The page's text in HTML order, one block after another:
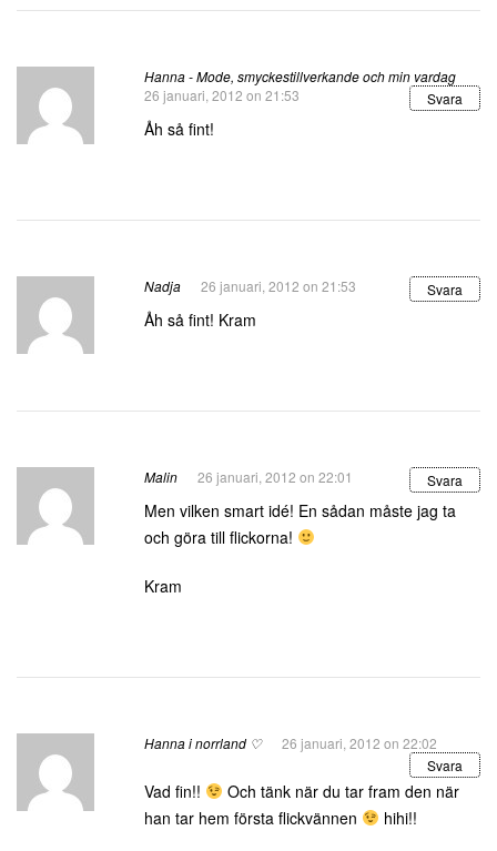
Hanna - Mode, smyckestillverkande och min vardag
26 januari, 2012 on 21:53
Svara
Åh så fint!
Nadja 26 januari, 2012 on 21:53 Svara
Åh så fint! Kram
Malin 26 januari, 2012 on 22:01 Svara
Men vilken smart idé! En sådan måste jag ta
och göra till flickorna!
Kram
Hanna i norrland ♡
26 januari, 2012 on 22:02
Svara
Vad fin!!
Och tänk när du tar fram den när
han tar hem första flickvännen
hihi!!